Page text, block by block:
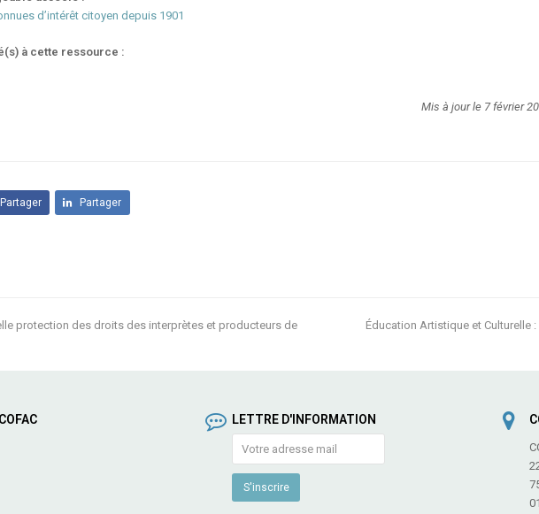
d’intérêt citoyen depuis 1901
à cette ressource :
Mis à jour le 7 février
Partager Partager
protection des droits des interprètes et producteurs de
next
Éducation Artistique et Culturelle
LETTRE D'INFORMATION